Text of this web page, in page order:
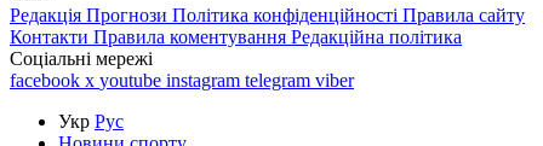
Редакція Прогнози Політика конфіденційності Правила сайту
Контакти Правила коментування Редакційна політика
Соціальні мережі
facebook x youtube instagram telegram viber
Укр Рус